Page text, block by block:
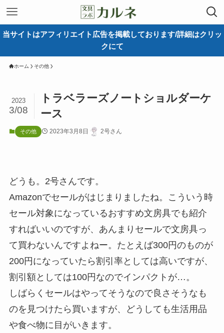
当サイトはアフィリエイト広告を掲載しております/詳細はクリッ
クにて
ホーム その他
トラベラーズノートショルダーケ
ース
2023
3/08
その他 2023年3月8日 2号さん
どうも。2号さんです。
Amazonでセールがはじまりましたね。こういう時
セール対象になっているおすすめ文房具でも紹介
すればいいのですが、あんまりセールで文房具っ
て買わないんですよねー。たとえば300円のものが
200円になっていたら割引率としては高いですが、
割引額としては100円なのでインパクトが…。
しばらくセールはやってそうなので良さそうなも
のを見つけたら買いますが、どうしても生活用品
や食べ物に目がいきます。